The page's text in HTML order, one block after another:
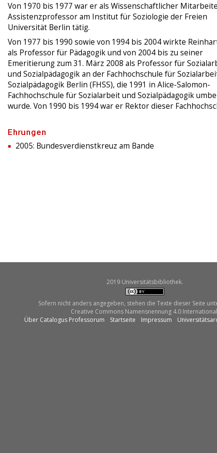
Von 1970 bis 1977 war er als Wissenschaftlicher
Assistenzprofessor am Institut für Soziologie der Freien
Universität Berlin tätig.
Von 1977 bis 1990 sowie von 1994 bis 2004 wirkte
als Professor für Pädagogik und von 2004 bis zu seiner
Emeritierung zum 31. März 2008 als Professor für
und Sozialpädagogik an der Fachhochschule für
Sozialpädagogik Berlin (FHSS), die 1991 in Alice-Salomon-
Fachhochschule für Sozialarbeit und Sozialpädagogik
wurde. Von 1990 bis 1994 war er Rektor dieser
Ehrungen
2005: Bundesverdienstkreuz am Bande
2019 Universitätsbibliothek.
Sofern nicht anders angegeben, stehen die Texte dieser Seite
Creative Commons Namensnennung 4.0
Über Catalogus Professorum
Startseite Impressum